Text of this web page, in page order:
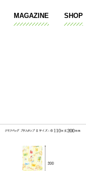
MAGAZINE SHOP